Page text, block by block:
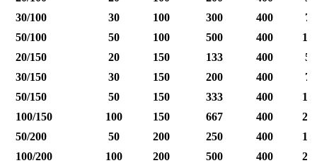
30/100
30 100 300 400
75
50/100
50 100 500 400
20/150
20 150 133 400
50
30/150
30 150 200 400
75
50/150
50 150 333 400
100/150
100 150 667 400
50/200
50 200 250 400
100/200
100 200 500 400